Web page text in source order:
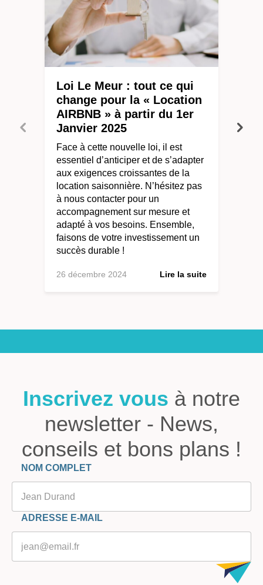
Loi Le Meur : tout ce qui
change pour la « Location
AIRBNB » à partir du 1er
Janvier 2025
Face à cette nouvelle loi, il est
essentiel d’anticiper et de s’adapter
aux exigences croissantes de la
location saisonnière. N’hésitez pas
à nous contacter pour un
accompagnement sur mesure et
adapté à vos besoins. Ensemble,
faisons de votre investissement un
succès durable !
26 décembre 2024 Lire la suite
Inscrivez vous à notre
newsletter - News,
conseils et bons plans !
Veuillez laisser ce champ vide.
NOM COMPLET
ADRESSE E-MAIL